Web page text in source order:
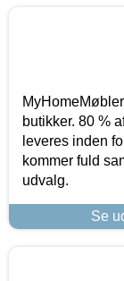
butikker. 80 %
leveres inden
kommer fuld
udvalg.
Se